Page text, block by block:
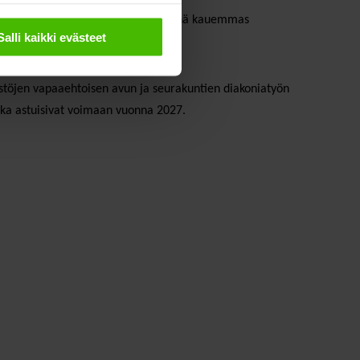
kaikki evästeet
lisääntyvät, siirtyvät ihmiset yhä kauemmas
vapaaehtoisen avun ja seurakuntien diakoniatyön
astuisivat voimaan vuonna 2027.